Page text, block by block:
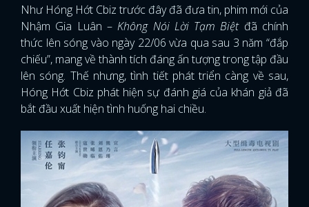
Như Hóng Hớt Cbiz trước đây đã đưa tin, phim mới của
Nhậm Gia Luân –Không Nói Lời Tạm Biệt đã chính
thức lên sóng vào ngày 22/06 vừa qua sau 3 năm “đắp
chiếu”, mang về thành tích đáng ấn tượng trong tập đầu
lên sóng. Thế nhưng, tình tiết phát triển càng về sau,
Hóng Hớt Cbiz phát hiện sự đánh giá của khán giả đã
bắt đầu xuất hiện tình huống hai chiều.